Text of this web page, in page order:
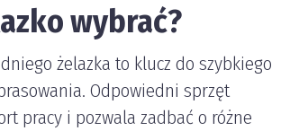
wybrać?
żelazka to klucz do szybkiego
Odpowiedni sprzęt
pracy i pozwala zadbać o różne